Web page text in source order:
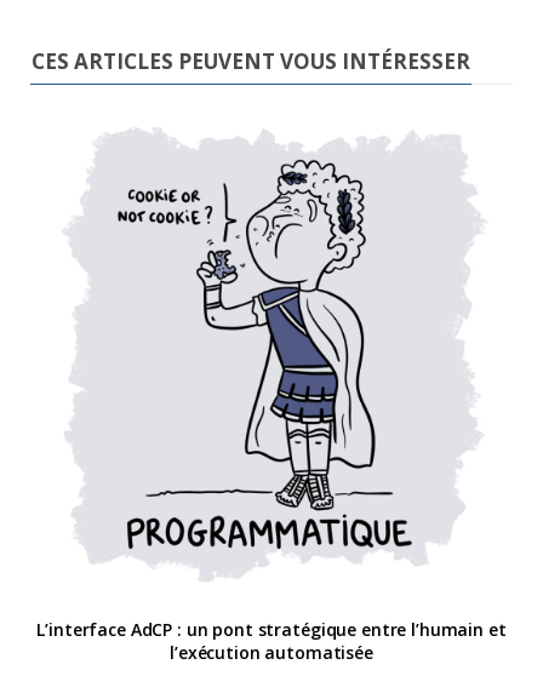
CES ARTICLES PEUVENT VOUS INTÉRESSER
L’interface AdCP : un pont stratégique entre l’humain et
l’exécution automatisée